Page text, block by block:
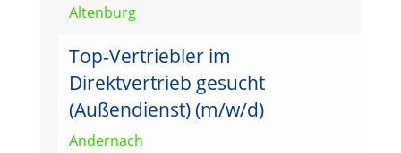
Altenburg
Top-Vertriebler im
Direktvertrieb gesucht
(Außendienst) (m/w/d)
Andernach